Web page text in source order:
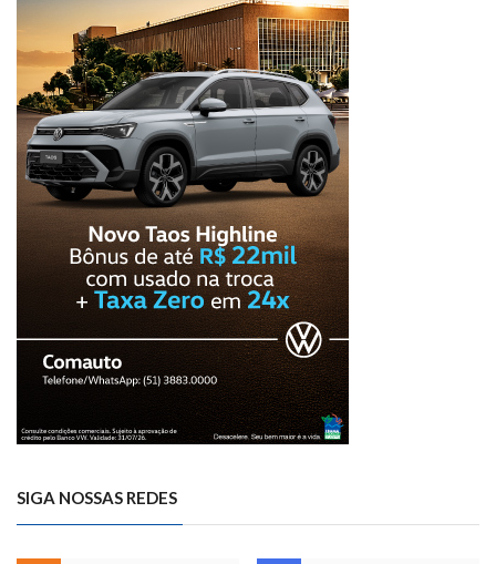
SIGA NOSSAS REDES